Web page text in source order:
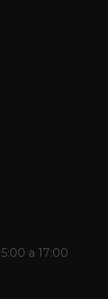
a 17:00